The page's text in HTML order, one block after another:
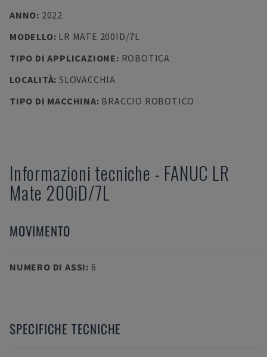
ANNO: 2022
MODELLO: LR MATE 200ID/7L
TIPO DI APPLICAZIONE: ROBOTICA
LOCALITÀ: SLOVACCHIA
TIPO DI MACCHINA: BRACCIO ROBOTICO
Informazioni tecniche - FANUC LR
Mate 200iD/7L
MOVIMENTO
NUMERO DI ASSI: 6
SPECIFICHE TECNICHE